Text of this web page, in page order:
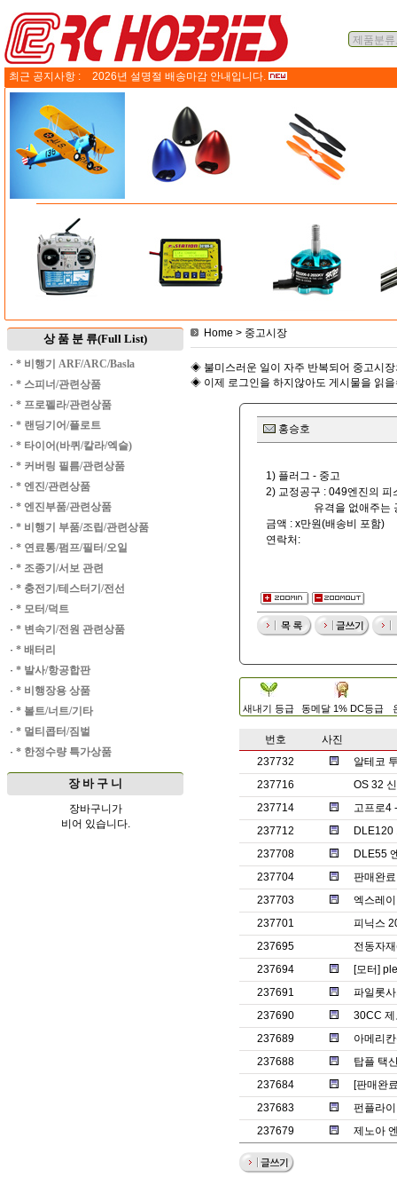
최근 공지사항 : 2026년 설명절 배송마감 안내입니다.
상 품 분 류(Full List)
· * 비행기 ARF/ARC/Basla
· * 스피너/관련상품
· * 프로펠라/관련상품
· * 랜딩기어/플로트
· * 타이어(바퀴/칼라/엑슬)
· * 커버링 필름/관련상품
· * 엔진/관련상품
· * 엔진부품/관련상품
· * 비행기 부품/조립/관련상품
· * 연료통/펌프/필터/오일
· * 조종기/서보 관련
· * 충전기/테스터기/전선
· * 모터/덕트
· * 변속기/전원 관련상품
· * 배터리
· * 발사/항공합판
· * 비행장용 상품
· * 볼트/너트/기타
· * 멀티콥터/짐벌
· * 한정수량 특가상품
장 바 구 니
장바구니가
비어 있습니다.
Home > 중고시장
◈ 불미스러운 일이 자주 반복되어 중고시
◈ 이제 로그인을 하지않아도 게시물을 읽
홍승호
1) 플러그 - 중고
2) 교정공구 : 049엔진의
유격을 없애주는 공
금액 : x만원(배송비 포함)
연락처:
새내기 등급 동메달 1% DC등급
번호
사진
237732
알테코
237716
OS 32
237714
고프로4
237712
DLE120
237708
DLE55
237704
판매완
237703
엑스레
237701
피닉스
237695
전동자
237694
[모터]
237691
파일롯
237690
30CC
237689
아메리
237688
탑플 택
237684
[판매완
237683
펀플라
237679
제노아